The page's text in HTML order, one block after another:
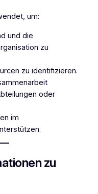
um:
und die
zu
zu identifizieren.
oder
im
zu